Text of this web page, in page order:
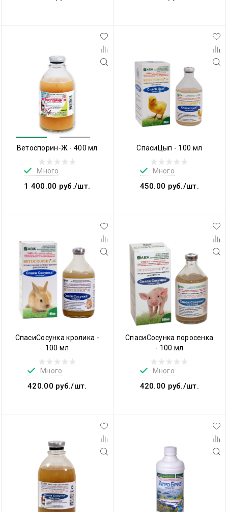
Ветоспорин-Ж - 400 мл
Много
1 400.00 руб./шт.
СпасиЦып - 100 мл
Много
450.00 руб./шт.
СпасиСосунка кролика -
100 мл
Много
420.00 руб./шт.
СпасиСосунка поросенка
- 100 мл
Много
420.00 руб./шт.